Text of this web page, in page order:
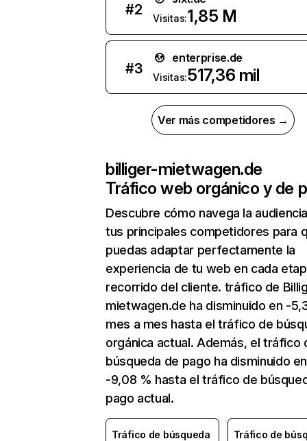
#2
Visitas:1,85 M
#3
enterprise.de
Visitas:517,36 mil
Ver más competidores →
billiger-mietwagen.de
Tráfico web orgánico y de
Descubre cómo navega la
tus principales competidores para
puedas adaptar perfectamente la
experiencia de tu web en cada
recorrido del cliente. tráfico de
mietwagen.de ha disminuido en -
mes a mes hasta el tráfico de
orgánica actual. Además, el tráfico
búsqueda de pago ha disminuido en
-9,08 % hasta el tráfico de
pago actual.
Tráfico de búsqueda
Tráfico de